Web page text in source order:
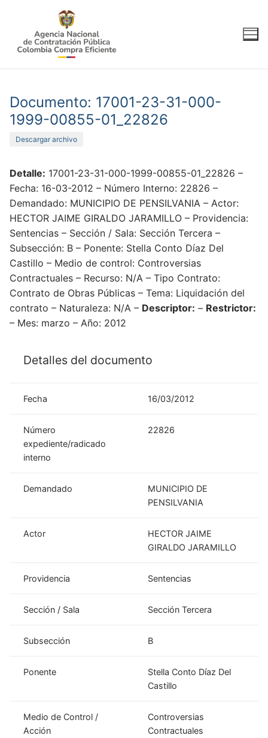
contenido
Documento: 17001-23-31-000-
1999-00855-01_22826
Descargar archivo
Detalle: 17001-23-31-000-1999-00855-01_22826 –
Fecha: 16-03-2012 – Número Interno: 22826 –
Demandado: MUNICIPIO DE PENSILVANIA – Actor:
HECTOR JAIME GIRALDO JARAMILLO – Providencia:
Sentencias – Sección / Sala: Sección Tercera –
Subsección: B – Ponente: Stella Conto Díaz Del
Castillo – Medio de control: Controversias
Contractuales – Recurso: N/A – Tipo Contrato:
Contrato de Obras Públicas – Tema: Liquidación del
contrato – Naturaleza: N/A – Descriptor: – Restrictor:
– Mes: marzo – Año: 2012
Detalles del documento
Fecha 16/03/2012
Número
expediente/radicado
interno
22826
Demandado
MUNICIPIO DE
PENSILVANIA
Actor
HECTOR JAIME
GIRALDO JARAMILLO
Providencia Sentencias
Sección / Sala Sección Tercera
Subsección B
Ponente
Stella Conto Díaz Del
Castillo
Medio de Control /
Acción
Controversias
Contractuales